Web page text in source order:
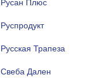
Русан Плюс
Руспродукт
Русская Трапеза
Свеба Дален